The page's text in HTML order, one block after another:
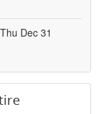
Dec 31